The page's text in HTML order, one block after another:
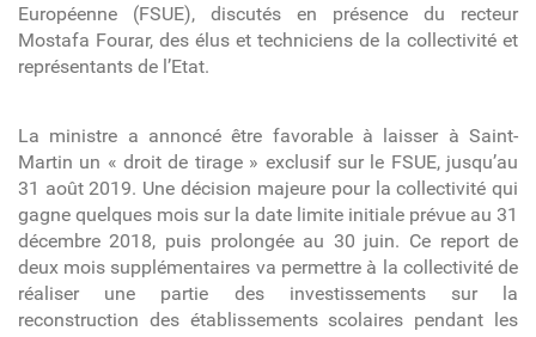
Européenne (FSUE), discutés en présence du recteur
Mostafa Fourar, des élus et techniciens de la collectivité et
représentants de l’Etat.
La ministre a annoncé être favorable à laisser à Saint-
Martin un « droit de tirage » exclusif sur le FSUE, jusqu’au
31 août 2019. Une décision majeure pour la collectivité qui
gagne quelques mois sur la date limite initiale prévue au 31
décembre 2018, puis prolongée au 30 juin. Ce report de
deux mois supplémentaires va permettre à la collectivité de
réaliser une partie des investissements sur la
reconstruction des établissements scolaires pendant les